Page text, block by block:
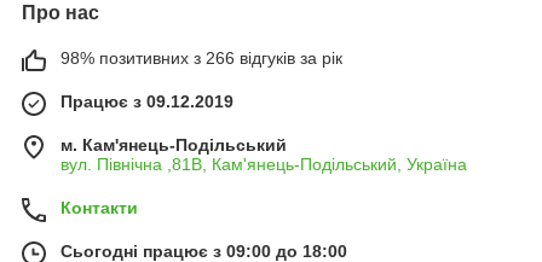
Про нас
98% позитивних з 266 відгуків за рік
Працює з 09.12.2019
м. Кам'янець-Подільський
вул. Північна ,81В, Кам'янець-Подільський, Україна
Контакти
Сьогодні працює з 09:00 до 18:00